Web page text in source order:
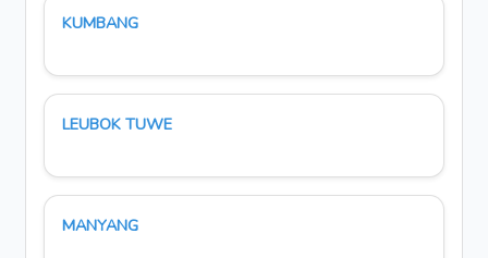
KUMBANG
LEUBOK TUWE
MANYANG